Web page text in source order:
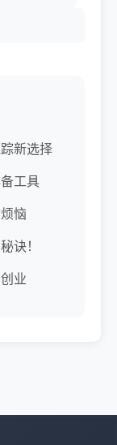
新选择
工具
恼
诀！
业